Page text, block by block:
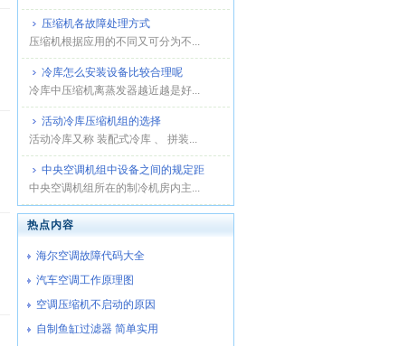
压缩机各故障处理方式
压缩机根据应用的不同又可分为不...
冷库怎么安装设备比较合理呢
冷库中压缩机离蒸发器越近越是好...
活动冷库压缩机组的选择
活动冷库又称 装配式冷库 、 拼装...
中央空调机组中设备之间的规定距
中央空调机组所在的制冷机房内主...
热点内容
海尔空调故障代码大全
汽车空调工作原理图
空调压缩机不启动的原因
自制鱼缸过滤器 简单实用